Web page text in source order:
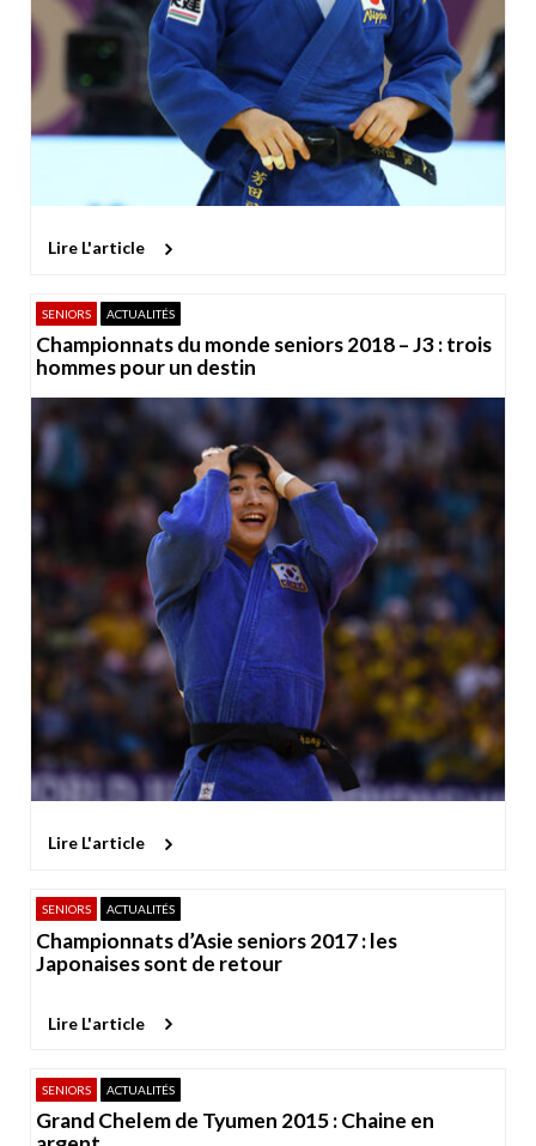
Lire L'article
SENIORS ACTUALITÉS
Championnats du monde seniors 2018 – J3 : trois
hommes pour un destin
Lire L'article
SENIORS ACTUALITÉS
Championnats d’Asie seniors 2017 : les
Japonaises sont de retour
Lire L'article
SENIORS ACTUALITÉS
Grand Chelem de Tyumen 2015 : Chaine en